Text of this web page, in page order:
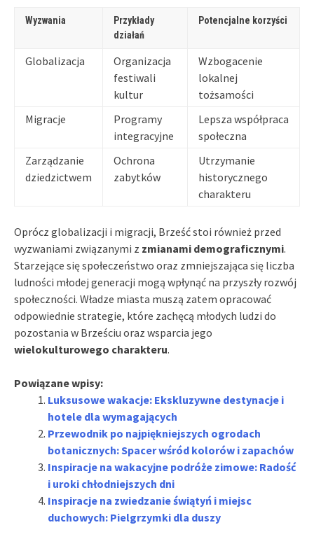
Wyzwania
Przykłady
działań
Potencjalne korzyści
Globalizacja
Organizacja
festiwali
kultur
Wzbogacenie
lokalnej
tożsamości
Migracje
Programy
integracyjne
Lepsza współpraca
społeczna
Zarządzanie
dziedzictwem
Ochrona
zabytków
Utrzymanie
historycznego
charakteru
Oprócz globalizacji i migracji, Brześć stoi również przed
wyzwaniami związanymi z zmianami demograficznymi.
Starzejące się społeczeństwo oraz zmniejszająca się liczba
ludności młodej generacji mogą wpłynąć na przyszły rozwój
społeczności. Władze miasta muszą zatem opracować
odpowiednie strategie, które zachęcą młodych ludzi do
pozostania w Brześciu oraz wsparcia jego
wielokulturowego charakteru.
Powiązane wpisy:
Luksusowe wakacje: Ekskluzywne destynacje i
hotele dla wymagających
Przewodnik po najpiękniejszych ogrodach
botanicznych: Spacer wśród kolorów i zapachów
Inspiracje na wakacyjne podróże zimowe: Radość
i uroki chłodniejszych dni
Inspiracje na zwiedzanie świątyń i miejsc
duchowych: Pielgrzymki dla duszy